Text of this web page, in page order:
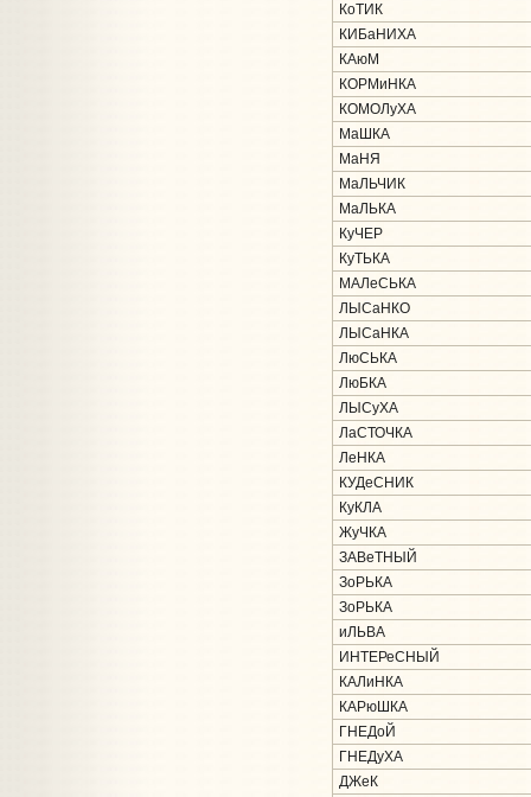
КоТИК
КИБаНИХА
КАюМ
КОРМиНКА
КОМОЛуХА
МаШКА
МаНЯ
МаЛЬЧИК
МаЛЬКА
КуЧЕР
КуТЬКА
МАЛеСЬКА
ЛЫСаНКО
ЛЫСаНКА
ЛюСЬКА
ЛюБКА
ЛЫСуХА
ЛаСТОЧКА
ЛеНКА
КУДеСНИК
КуКЛА
ЖуЧКА
ЗАВеТНЫЙ
ЗоРЬКА
ЗоРЬКА
иЛЬВА
ИНТЕРеСНЫЙ
КАЛиНКА
КАРюШКА
ГНЕДоЙ
ГНЕДуХА
ДЖеК